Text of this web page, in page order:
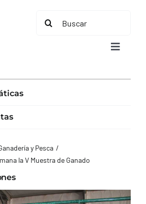
Buscar:
Toggle
y Pesca
la V Muestra de Ganado